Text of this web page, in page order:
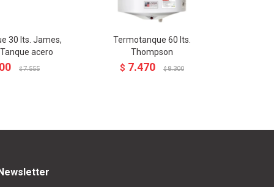
30 lts. James,
acero
$ 7.555
Termotanque 60 lts.
Thompson
$ 7.470 $ 8.300